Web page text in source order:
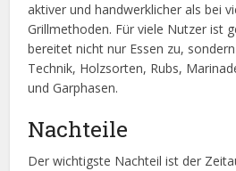
aktiver und handwerklicher als bei
Grillmethoden. Für viele Nutzer ist
bereitet nicht nur Essen zu,
Technik, Holzsorten, Rubs,
und Garphasen.
Nachteile
Der wichtigste Nachteil ist der